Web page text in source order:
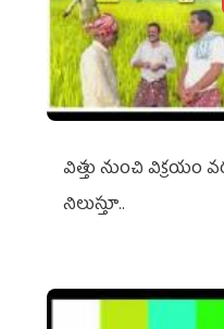
విత్తు నుంచి
నిలుస్తూ..